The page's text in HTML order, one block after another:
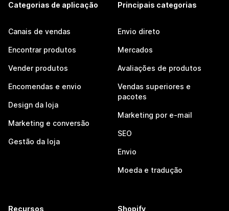
Categorias de aplicação
Canais de vendas
Encontrar produtos
Vender produtos
Encomendas e envio
Design da loja
Marketing e conversão
Gestão da loja
Principais categorias
Envio direto
Mercados
Avaliações de produtos
Vendas superiores e
pacotes
Marketing por e-mail
SEO
Envio
Moeda e tradução
Recursos Shopify